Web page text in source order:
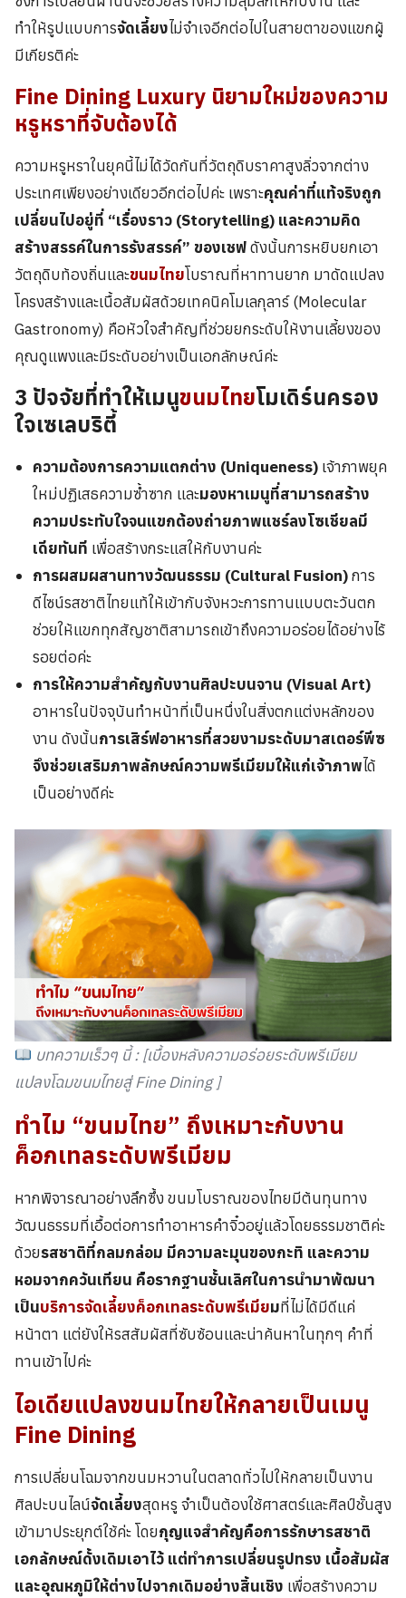
ทำให้รูปแบบการจัดเลี้ยงไม่จำเจอีกต่อไปในสายตาของแขกผู้
มีเกียรติค่ะ
Fine Dining Luxury นิยามใหม่ของความ
หรูหราที่จับต้องได้
ความหรูหราในยุคนี้ไม่ได้วัดกันที่วัตถุดิบราคาสูงลิ่วจากต่าง
ประเทศเพียงอย่างเดียวอีกต่อไปค่ะ เพราะคุณค่าที่แท้จริงถูก
เปลี่ยนไปอยู่ที่ “เรื่องราว (Storytelling) และความคิด
สร้างสรรค์ในการรังสรรค์” ของเชฟดังนั้นการหยิบยกเอา
วัตถุดิบท้องถิ่นและขนมไทยโบราณที่หาทานยาก มาดัดแปลง
โครงสร้างและเนื้อสัมผัสด้วยเทคนิคโมเลกุลาร์ (Molecular
Gastronomy) คือหัวใจสำคัญที่ช่วยยกระดับให้งานเลี้ยงของ
คุณดูแพงและมีระดับอย่างเป็นเอกลักษณ์ค่ะ
3 ปัจจัยที่ทำให้เมนูขนมไทยโมเดิร์นครอง
ใจเซเลบริตี้
ความต้องการความแตกต่าง (Uniqueness) เจ้าภาพยุค
ใหม่ปฏิเสธความซ้ำซาก และมองหาเมนูที่สามารถสร้าง
ความประทับใจจนแขกต้องถ่ายภาพแชร์ลงโซเชียลมี
เดียทันที เพื่อสร้างกระแสให้กับงานค่ะ
การผสมผสานทางวัฒนธรรม (Cultural Fusion)การ
ดีไซน์รสชาติไทยแท้ให้เข้ากับจังหวะการทานแบบตะวันตก
ช่วยให้แขกทุกสัญชาติสามารถเข้าถึงความอร่อยได้อย่างไร้
รอยต่อค่ะ
การให้ความสำคัญกับงานศิลปะบนจาน (Visual Art)
อาหารในปัจจุบันทำหน้าที่เป็นหนึ่งในสิ่งตกแต่งหลักของ
งาน ดังนั้นการเสิร์ฟอาหารที่สวยงามระดับมาสเตอร์พีซ
จึงช่วยเสริมภาพลักษณ์ความพรีเมียมให้แก่เจ้าภาพได้
เป็นอย่างดีค่ะ
บทความเร็วๆ นี้ : [เบื้องหลังความอร่อยระดับพรีเมียม
แปลงโฉมขนมไทยสู่ Fine Dining]
ทำไม “ขนมไทย” ถึงเหมาะกับงาน
ค็อกเทลระดับพรีเมียม
หากพิจารณาอย่างลึกซึ้ง ขนมโบราณของไทยมีต้นทุนทาง
วัฒนธรรมที่เอื้อต่อการทำอาหารคำจิ๋วอยู่แล้วโดยธรรมชาติค่ะ
ด้วยรสชาติที่กลมกล่อม มีความละมุนของกะทิ และความ
หอมจากควันเทียน คือรากฐานชั้นเลิศในการนำมาพัฒนา
เป็นบริการจัดเลี้ยงค็อกเทลระดับพรีเมียมที่ไม่ได้มีดีแค่
หน้าตา แต่ยังให้รสสัมผัสที่ซับซ้อนและน่าค้นหาในทุกๆ คำที่
ทานเข้าไปค่ะ
ไอเดียแปลงขนมไทยให้กลายเป็นเมนู
Fine Dining
การเปลี่ยนโฉมจากขนมหวานในตลาดทั่วไปให้กลายเป็นงาน
ศิลปะบนไลน์จัดเลี้ยงสุดหรู จำเป็นต้องใช้ศาสตร์และศิลป์ชั้นสูง
เข้ามาประยุกต์ใช้ค่ะ โดยกุญแจสำคัญคือการรักษารสชาติ
เอกลักษณ์ดั้งเดิมเอาไว้ แต่ทำการเปลี่ยนรูปทรง เนื้อสัมผัส
และอุณหภูมิให้ต่างไปจากเดิมอย่างสิ้นเชิง เพื่อสร้างความ